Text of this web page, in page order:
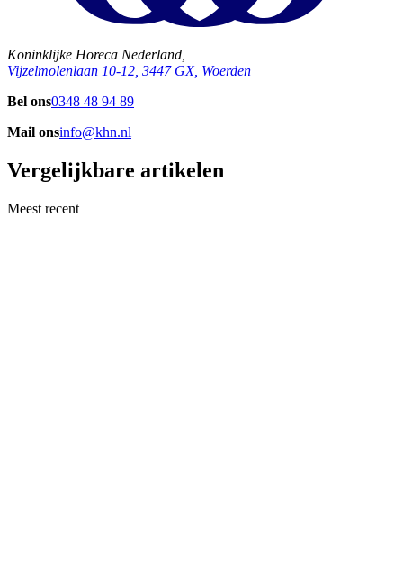
Koninklijke Horeca Nederland,
Vijzelmolenlaan 10-12, 3447 GX, Woerden
Bel ons0348 48 94 89
Mail onsinfo@khn.nl
Vergelijkbare artikelen
Meest recent